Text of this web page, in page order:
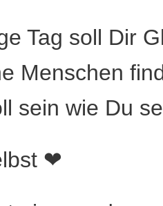
Tag soll Dir
Menschen
sein wie Du
❤